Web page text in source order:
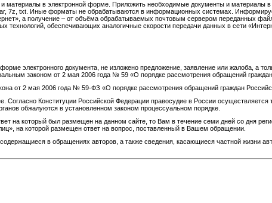
материалы в электронной форме. Приложить необходимые документы и материалы
7z, txt. Иные форматы не обрабатываются в информационных системах.
а получение – от объёма обрабатываемых почтовым сервером переданных
обеспечивающих аналогичные скорости передачи данных в сети
электронного документа, не изложено предложение, заявление или жалоба, а
законом от 2 мая 2006 года № 59 «О порядке рассмотрения обращений
от 2 мая 2006 года № 59-ФЗ «О порядке рассмотрения обращений граждан
Конституции Российской Федерации правосудие в России осуществляется
обжалуются в установленном законом процессуальном порядке.
на который был размещен на данном сайте, то Вам в течение семи дней со дня
на которой размещен ответ на вопрос, поставленный в Вашем обращении.
в обращениях авторов, а также сведения, касающиеся частной жизни